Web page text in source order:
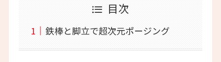
目次
鉄棒と脚立で超次元ポージング